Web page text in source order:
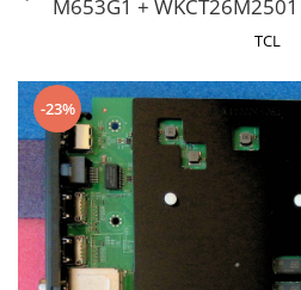
Seturi Benzi LED
Module TCON
Driver LED
Diverse
M653G1 +
TCL
-23%